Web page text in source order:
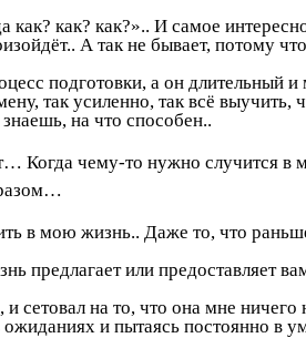
как? как?».. И самое
А так не бывает, потому
подготовки, а он длительный
так усиленно, так всё
на что способен..
Когда чему-то нужно
в мою жизнь.. Даже то, что
предлагает или предоставляет
на то, что она мне ничего
и пытаясь постоянно в